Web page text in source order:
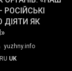
ЯК
yuzhny.info
RU UK